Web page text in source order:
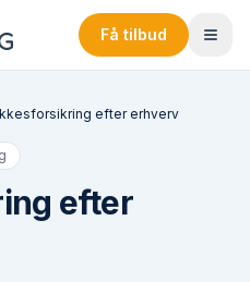
Få tilbud
efter erhverv
efter